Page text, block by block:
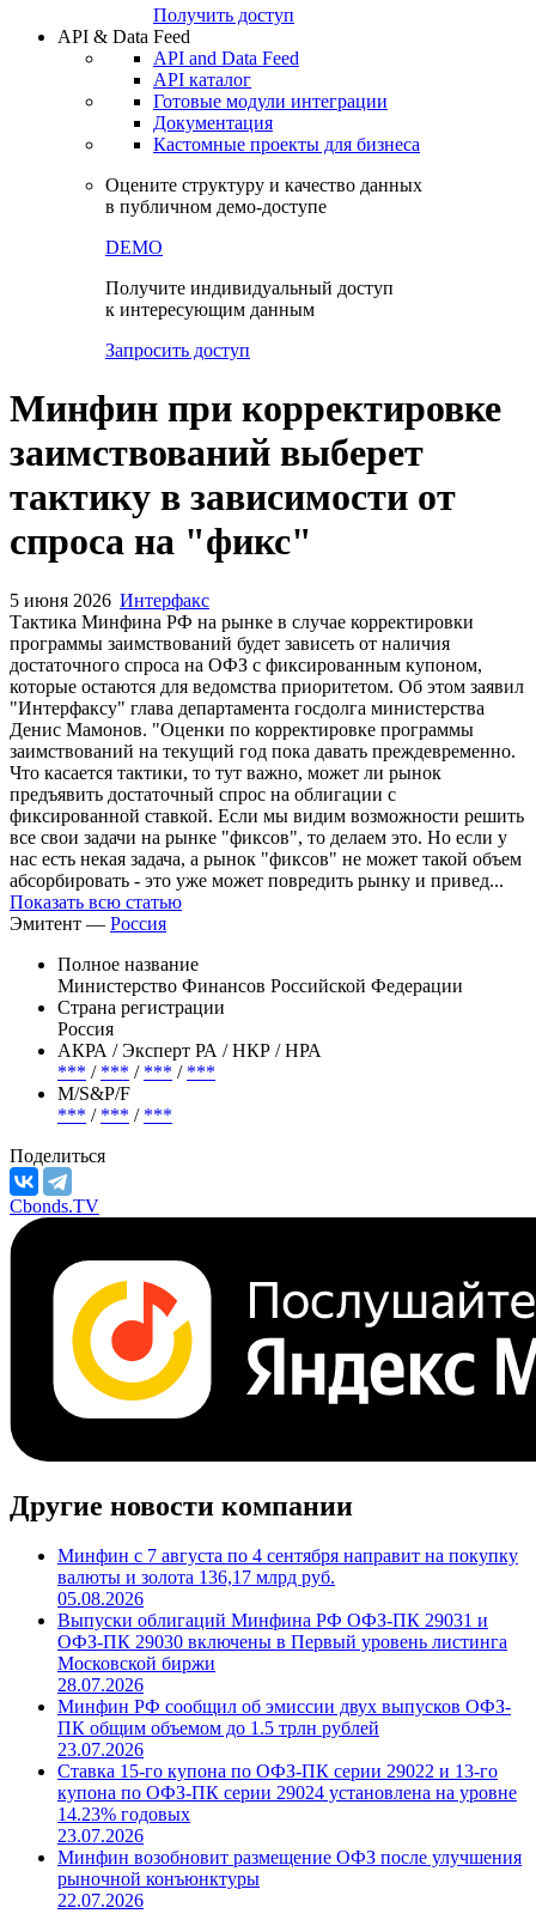
Получить доступ
API & Data Feed
API and Data Feed
API каталог
Готовые модули интеграции
Документация
Кастомные проекты для бизнеса
Оцените структуру и качество данных
в публичном демо-доступе
DEMO
Получите индивидуальный доступ
к интересующим данным
Запросить доступ
Минфин при корректировке
заимствований выберет
тактику в зависимости от
спроса на "фикс"
5 июня 2026 Интерфакс
Тактика Минфина РФ на рынке в случае корректировки
программы заимствований будет зависеть от наличия
достаточного спроса на ОФЗ с фиксированным купоном,
которые остаются для ведомства приоритетом. Об этом заявил
"Интерфаксу" глава департамента госдолга министерства
Денис Мамонов. "Оценки по корректировке программы
заимствований на текущий год пока давать преждевременно.
Что касается тактики, то тут важно, может ли рынок
предъявить достаточный спрос на облигации с
фиксированной ставкой. Если мы видим возможности решить
все свои задачи на рынке "фиксов", то делаем это. Но если у
нас есть некая задача, а рынок "фиксов" не может такой объем
абсорбировать - это уже может повредить рынку и привед...
Показать всю статью
Эмитент — Россия
Полное название
Министерство Финансов Российской Федерации
Страна регистрации
Россия
АКРА / Эксперт РА / НКР / НРА
*** / *** / *** / ***
М/S&P/F
*** / *** / ***
Поделиться
Cbonds.TV
Другие новости компании
Минфин с 7 августа по 4 сентября направит на покупку
валюты и золота 136,17 млрд руб.
05.08.2026
Выпуски облигаций Минфина РФ ОФЗ-ПК 29031 и
ОФЗ-ПК 29030 включены в Первый уровень листинга
Московской биржи
28.07.2026
Минфин РФ сообщил об эмиссии двух выпусков ОФЗ-
ПК общим объемом до 1.5 трлн рублей
23.07.2026
Ставка 15-го купона по ОФЗ-ПК серии 29022 и 13-го
купона по ОФЗ-ПК серии 29024 установлена на уровне
14.23% годовых
23.07.2026
Минфин возобновит размещение ОФЗ после улучшения
рыночной конъюнктуры
22.07.2026